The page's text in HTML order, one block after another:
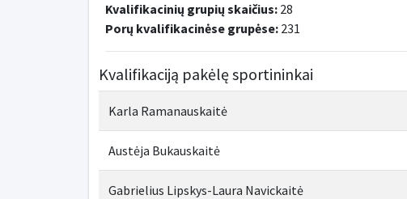
Kvalifikacinių grupių skaičius:28
Porų kvalifikacinėse grupėse:231
Kvalifikaciją pakėlę sportininkai
Karla Ramanauskaitė
Austėja Bukauskaitė
Gabrielius Lipskys-Laura Navickaitė